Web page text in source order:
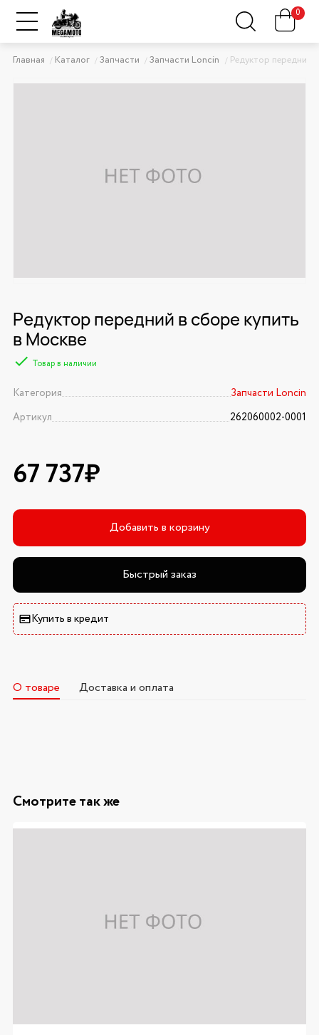
0
Главная Каталог Запчасти Запчасти Loncin Редуктор передний
Редуктор передний в сборе купить
в Москве
Товар в наличии
Категория
Запчасти Loncin
Артикул
262060002-0001
67 737₽
Добавить в корзину
Быстрый заказ
Купить в кредит
О товаре Доставка и оплата
Смотрите так же